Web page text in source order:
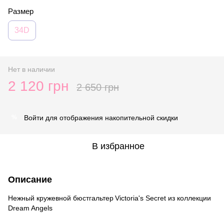
Размер
34D
Нет в наличии
2 120 грн 2 650 грн
Войти для отображения накопительной скидки
В избранное
Описание
Нежный кружевной бюстгальтерVictoria's Secret из коллекции
Dream Angels